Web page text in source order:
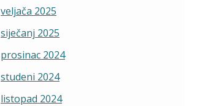
veljača 2025
siječanj 2025
prosinac 2024
studeni 2024
listopad 2024